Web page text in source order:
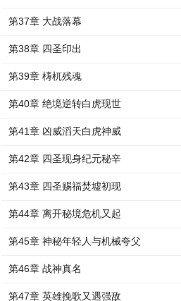
第37章 大战落幕
第38章 四圣印出
第39章 梼杌残魂
第40章 绝境逆转白虎现世
第41章 凶威滔天白虎神威
第42章 四圣现身纪元秘辛
第43章 四圣赐福焚墟初现
第44章 离开秘境危机又起
第45章 神秘年轻人与机械夸父
第46章 战神真名
第47章 英雄挽歌又遇强敌